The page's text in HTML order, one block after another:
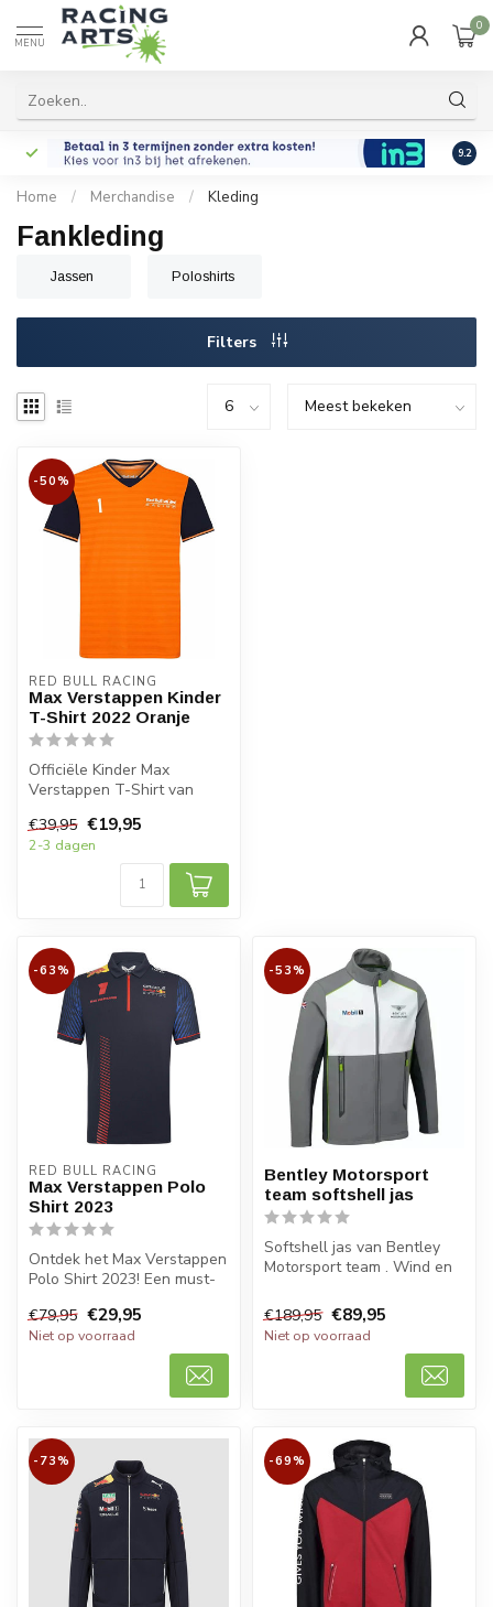
MENU
0
9.2
Home / Merchandise / Kleding
Fankleding
Jassen Poloshirts
Filters
-50%
RED BULL RACING
Max Verstappen Kinder
T-Shirt 2022 Oranje
Officiële Kinder Max
Verstappen T-Shirt van
voor- en a...
€39,95 €19,95
2-3 dagen
-63%
RED BULL RACING
Max Verstappen Polo
Shirt 2023
Ontdek het Max Verstappen
Polo Shirt 2023! Een must-
...
€79,95 €29,95
Niet op voorraad
-53%
Bentley Motorsport
team softshell jas
Softshell jas van Bentley
Motorsport team . Wind en
€189,95 €89,95
Niet op voorraad
-73% -69%